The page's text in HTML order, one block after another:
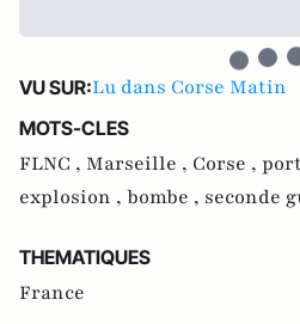
VU SUR:Lu dans Corse Matin
MOTS-CLES
FLNC , Marseille , Corse ,
explosion , bombe , seconde
THEMATIQUES
France